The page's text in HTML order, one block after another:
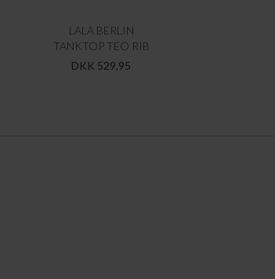
LALA BERLIN
TANKTOP TEO RIB
DKK 529,95